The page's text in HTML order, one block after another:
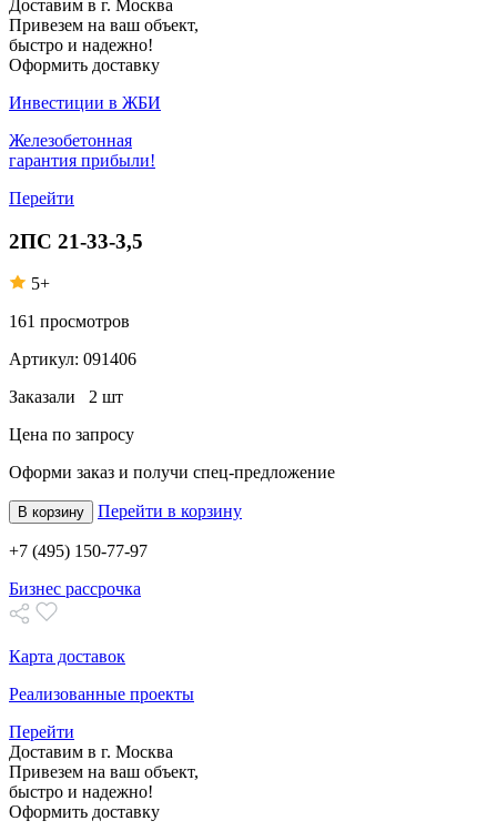
Доставим в г. Москва
Привезем на ваш объект,
быстро и надежно!
Оформить доставку
Инвестиции в ЖБИ
Железобетонная
гарантия прибыли!
Перейти
2ПС 21-33-3,5
5+
161 просмотров
Артикул: 091406
Заказали 2 шт
Цена по запросу
Оформи заказ и получи спец-предложение
В корзину Перейти в корзину
+7 (495) 150-77-97
Бизнес рассрочка
Карта доставок
Реализованные проекты
Перейти
Доставим в г. Москва
Привезем на ваш объект,
быстро и надежно!
Оформить доставку